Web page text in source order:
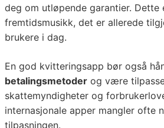
deg om utløpende garantier. Dette
fremtidsmusikk, det er allerede
brukere i dag.
En god kvitteringsapp bør også
betalingsmetoder og være
skattemyndigheter og
internasjonale apper mangler ofte
tilpasningen.